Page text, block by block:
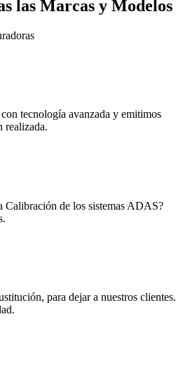
las Marcas y Modelos
tecnología avanzada y emitimos
realizada.
Calibración de los sistemas ADAS?
para dejar a nuestros clientes.